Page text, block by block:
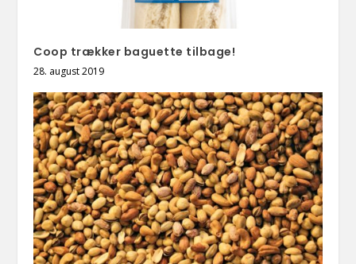
Coop trækker baguette tilbage!
28. august 2019